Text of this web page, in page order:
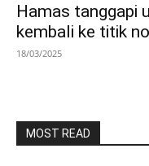
Hamas tanggapi
kembali ke titik
18/03/2025
MOST READ